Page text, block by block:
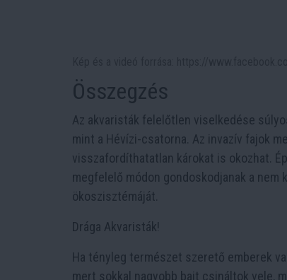
Összegzés
Az akvaristák felelőtlen viselkedése
mint a Hévízi-csatorna. Az invazív fajok
visszafordíthatatlan károkat is okozhat.
megfelelő módon gondoskodjanak a
ökoszisztémáját.
Drága Akvaristák!
Ha tényleg természet szerető emberek
mert sokkal nagyobb bajt csináltok vele,